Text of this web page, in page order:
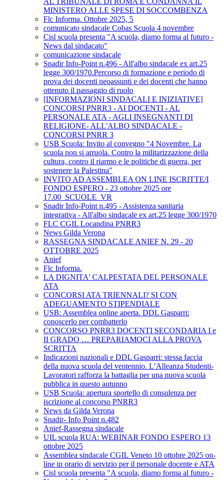
MINISTERO ALLE SPESE DI SOCCOMBENZA
Flc Informa. Ottobre 2025, 5
comunicato sindacale Cobas Scuola 4 novembre
Cisl scuola presenta "A scuola, diamo forma al futuro -
News dal sindacato"
comunicazione sindacale
Snadir Info-Point n.496 - All'albo sindacale ex art.25
legge 300/1970.Percorso di formazione e periodo di
prova dei docenti neoassunti e dei docenti che hanno
ottenuto il passaggio di ruolo
[INFORMAZIONI SINDACALI E INIZIATIVE]
CONCORSI PNRR3 - AI DOCENTI - AL
PERSONALE ATA - AGLI INSEGNANTI DI
RELIGIONE- ALL'ALBO SINDACALE -
CONCORSI PNRR 3
USB Scuola: Invito al convegno "4 Novembre. La
scuola non si arruola. Contro la militarizzazione della
cultura, contro il riarmo e le politiche di guerra, per
sostenere la Palestina"
INVITO AD ASSEMBLEA ON LINE ISCRITTE/I
FONDO ESPERO - 23 ottobre 2025 ore
17.00_SCUOLE_VR
Snadir Info-Point n.495 - Assistenza sanitaria
integrativa - All'albo sindacale ex art.25 legge 300/1970
FLC CGIL Locandina PNRR3
News Gilda Verona
RASSEGNA SINDACALE ANIEF N. 29 - 20
OTTOBRE 2025
Anief
Flc Informa.
LA DIGNITA' CALPESTATA DEL PERSONALE
ATA
CONCORSI ATA TRIENNALI? SI CON
ADEGUAMENTO STIPENDIALE
USB: Assemblea online aperta. DDL Gasparri:
conoscerlo per combatterlo
CONCORSO PNRR3 DOCENTI SECONDARIA I e
II GRADO … PREPARIAMOCI ALLA PROVA
SCRITTA
Indicazioni nazionali e DDL Gasparri: stessa faccia
della nuova scuola del ventennio. L’Alleanza Studenti-
Lavoratori rafforza la battaglia per una nuova scuola
pubblica in questo autunno
USB Scuola: apertura sportello di consulenza per
iscrizione al concorso PNRR3
News da Gilda Verona
Snadir- Info Point n.482
Anief-Rassegna sindacale
UIL scuola RUA: WEBINAR FONDO ESPERO 13
ottobre 2025
Assemblea sindacale CGIL Veneto 10 ottobre 2025 on-
line in orario di servizio per il personale docente e ATA
Cisl scuola presenta "A scuola, diamo forma al futuro -